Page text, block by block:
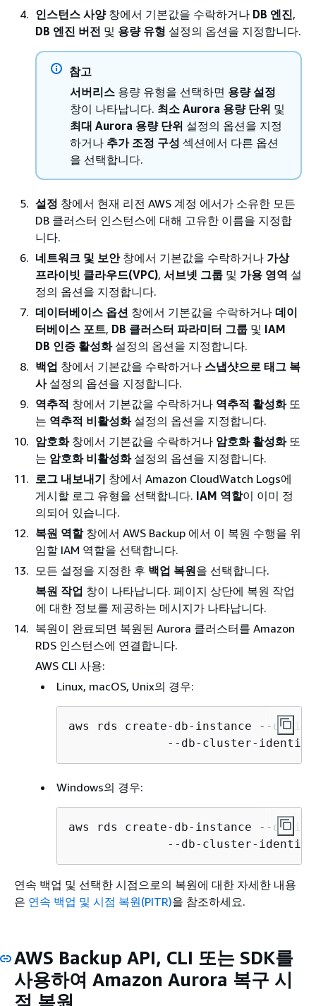
인스턴스 사양창에서 기본값을 수락하거나 DB 엔진,
DB 엔진 버전 및 용량 유형 설정의 옵션을 지정합니다.
참고
서버리스 용량 유형을 선택하면 용량 설정
창이 나타납니다. 최소 Aurora 용량 단위 및
최대 Aurora 용량 단위 설정의 옵션을 지정
하거나 추가 조정 구성 섹션에서 다른 옵션
을 선택합니다.
설정 창에서 현재 리전 AWS 계정 에서가 소유한 모든
DB 클러스터 인스턴스에 대해 고유한 이름을 지정합
니다.
네트워크 및 보안창에서 기본값을 수락하거나 가상
프라이빗 클라우드(VPC), 서브넷 그룹 및 가용 영역 설
정의 옵션을 지정합니다.
데이터베이스 옵션 창에서 기본값을 수락하거나 데이
터베이스 포트, DB 클러스터 파라미터 그룹 및 IAM
DB 인증 활성화설정의 옵션을 지정합니다.
백업 창에서 기본값을 수락하거나 스냅샷으로 태그 복
사설정의 옵션을 지정합니다.
역추적 창에서 기본값을 수락하거나 역추적 활성화또
는 역추적 비활성화설정의 옵션을 지정합니다.
암호화창에서 기본값을 수락하거나 암호화 활성화또
는 암호화 비활성화설정의 옵션을 지정합니다.
로그 내보내기 창에서 Amazon CloudWatch Logs에
게시할 로그 유형을 선택합니다. IAM 역할이 이미 정
의되어 있습니다.
복원 역할창에서 AWS Backup 에서 이 복원 수행을 위
임할 IAM 역할을 선택합니다.
모든 설정을 지정한 후 백업 복원을 선택합니다.
복원 작업 창이 나타납니다. 페이지 상단에 복원 작업
에 대한 정보를 제공하는 메시지가 나타납니다.
복원이 완료되면 복원된 Aurora 클러스터를 Amazon
RDS 인스턴스에 연결합니다.
AWS CLI 사용:
Linux, macOS, Unix의 경우:
aws rds create-db-instance --db-
--db-cluster-
Windows의 경우:
aws rds create-db-instance --db-
--db-cluster-
연속 백업 및 선택한 시점으로의 복원에 대한 자세한 내용
은 연속 백업 및 시점 복원(PITR)을 참조하세요.
AWS Backup API, CLI 또는 SDK를
사용하여 Amazon Aurora 복구 시
점 복원